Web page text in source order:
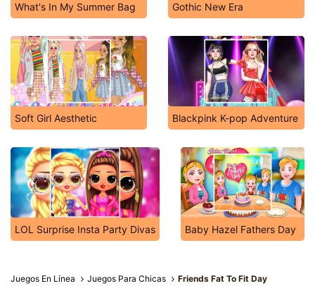
What's In My Summer Bag Gothic New Era
Soft Girl Aesthetic Blackpink K-pop Adventure
LOL Surprise Insta Party Divas Baby Hazel Fathers Day
Juegos En Línea Juegos Para Chicas Friends Fat To Fit Day